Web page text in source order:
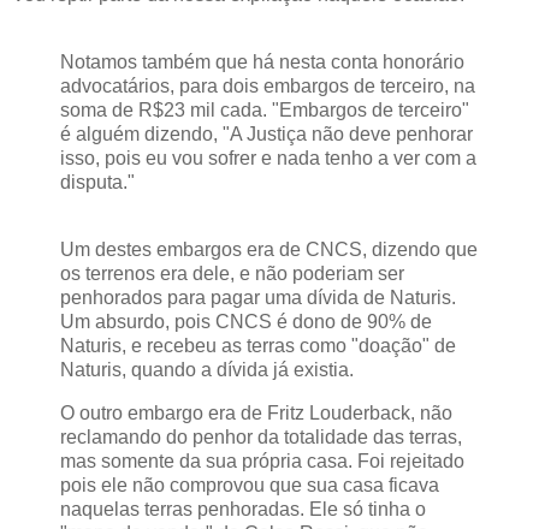
Notamos também que há nesta conta honorário
advocatários, para dois embargos de terceiro, na
soma de R$23 mil cada. "Embargos de terceiro"
é alguém dizendo, "A Justiça não deve penhorar
isso, pois eu vou sofrer e nada tenho a ver com a
disputa."
Um destes embargos era de CNCS, dizendo que
os terrenos era dele, e não poderiam ser
penhorados para pagar uma dívida de Naturis.
Um absurdo, pois CNCS é dono de 90% de
Naturis, e recebeu as terras como "doação" de
Naturis, quando a dívida já existia.
O outro embargo era de Fritz Louderback, não
reclamando do penhor da totalidade das terras,
mas somente da sua própria casa. Foi rejeitado
pois ele não comprovou que sua casa ficava
naquelas terras penhoradas. Ele só tinha o